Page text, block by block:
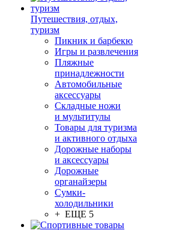
Путешествия, отдых,
туризм
Пикник и барбекю
Игры и развлечения
Пляжные
принадлежности
Автомобильные
аксессуары
Складные ножи
и мультитулы
Товары для туризма
и активного отдыха
Дорожные наборы
и аксессуары
Дорожные
органайзеры
Сумки-
холодильники
+ ЕЩЕ 5